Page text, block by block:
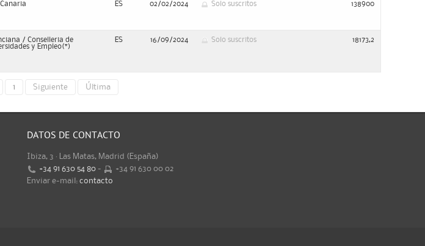
ES 02/02/2024 Solo suscritos 138900
/ Conselleria de
y Empleo(*)
ES 16/09/2024 Solo suscritos 18173,2
1 Siguiente Última
DATOS DE CONTACTO
Ibiza, 3 · Las Matas, Madrid (España)
+34 91 630 54 80 -
+34 91 630 00 02
Enviar e-mail: contacto